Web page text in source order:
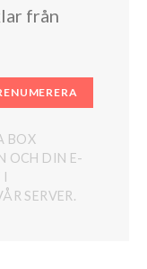
från
BOX
OCH DIN E-
I
SERVER.